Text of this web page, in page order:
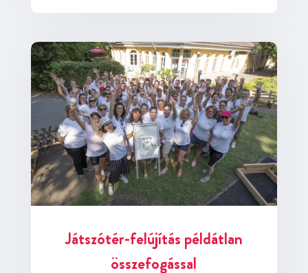
Játszótér-felújítás példátlan
összefogással